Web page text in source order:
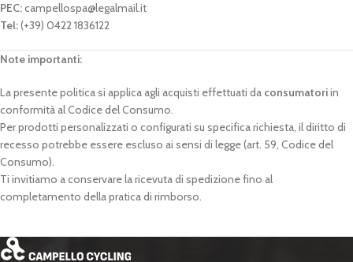
PEC:campellospa@legalmail.it
Tel:(+39) 0422 1836122
Note importanti:
La presente politica si applica agli acquisti effettuati da consumatoriin
conformità al Codice del Consumo.
Per prodotti personalizzati o configurati su specifica richiesta, il diritto di
recesso potrebbe essere escluso ai sensi di legge (art. 59, Codice del
Consumo).
Ti invitiamo a conservare la ricevuta di spedizione fino al
completamento della pratica di rimborso.